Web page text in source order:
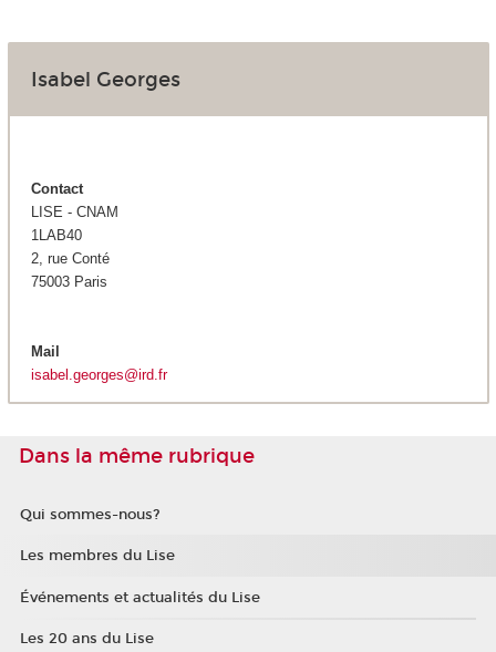
Isabel Georges
Contact
LISE - CNAM
1LAB40
2, rue Conté
75003 Paris
Mail
isabel.georges@ird.fr
Dans la même rubrique
Qui sommes-nous?
Les membres du Lise
Événements et actualités du Lise
Les 20 ans du Lise